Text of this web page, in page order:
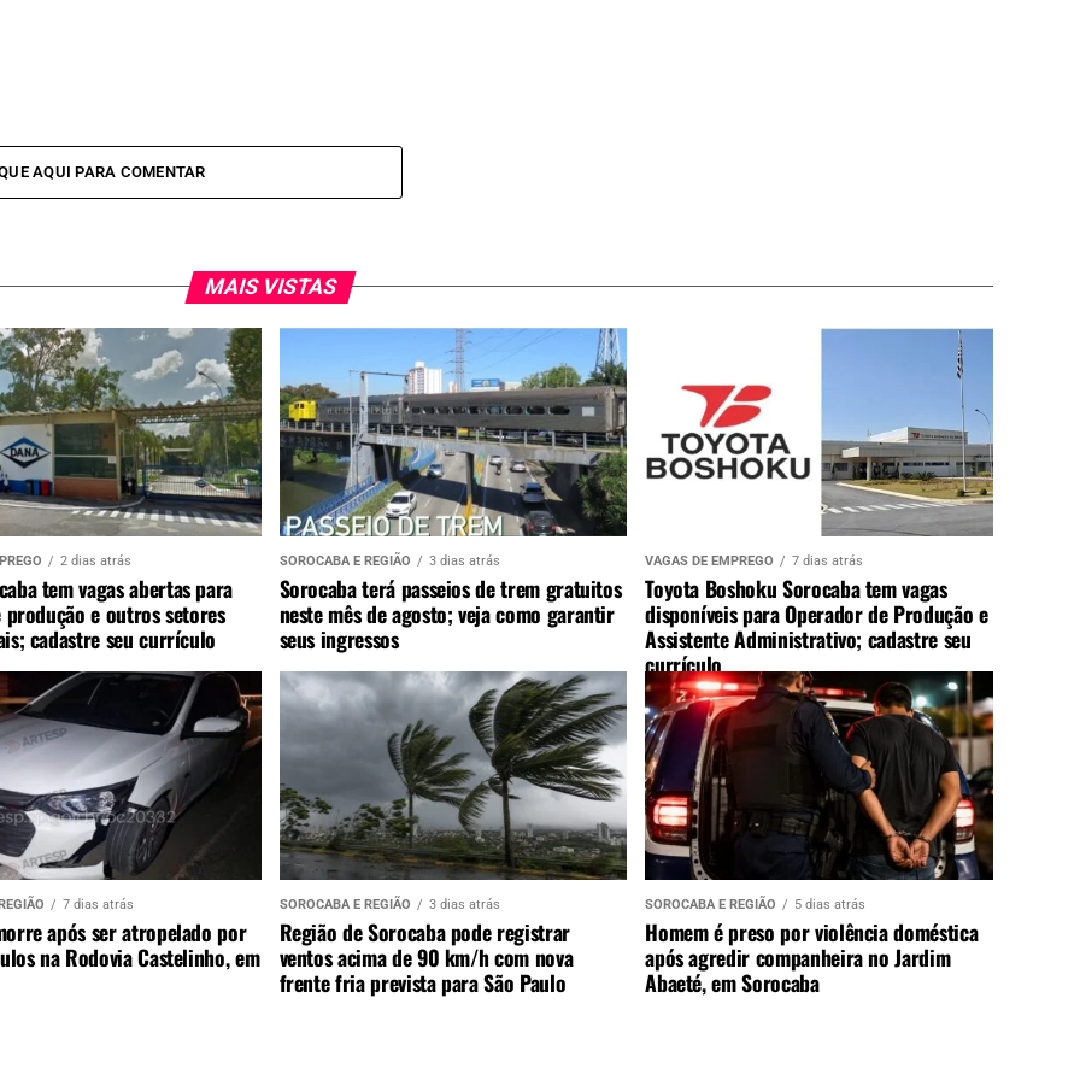
AQUI PARA COMENTAR
MAIS VISTAS
2 dias atrás
tem vagas abertas para
e outros setores
cadastre seu currículo
SOROCABA E REGIÃO 3 dias atrás
Sorocaba terá passeios de trem gratuitos
neste mês de agosto; veja como garantir
seus ingressos
VAGAS DE EMPREGO 7 dias atrás
Toyota Boshoku Sorocaba tem vagas
disponíveis para Operador de Produção e
Assistente Administrativo; cadastre seu
currículo
7 dias atrás
após ser atropelado por
na Rodovia Castelinho, em
SOROCABA E REGIÃO 3 dias atrás
Região de Sorocaba pode registrar
ventos acima de 90 km/h com nova
frente fria prevista para São Paulo
SOROCABA E REGIÃO 5 dias atrás
Homem é preso por violência doméstica
após agredir companheira no Jardim
Abaeté, em Sorocaba